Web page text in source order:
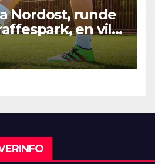
Nordost, runde
en vild
og en
fra Baro